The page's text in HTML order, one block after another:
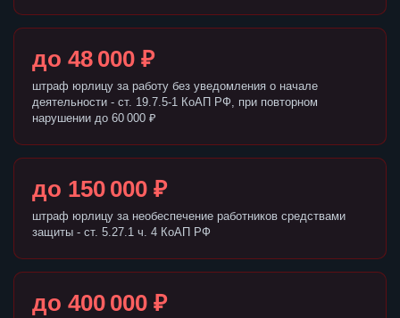
до 48 000 ₽
штраф юрлицу за работу без уведомления о начале
деятельности - ст. 19.7.5-1 КоАП РФ, при повторном
нарушении до 60 000 ₽
до 150 000 ₽
штраф юрлицу за необеспечение работников средствами
защиты - ст. 5.27.1 ч. 4 КоАП РФ
до 400 000 ₽